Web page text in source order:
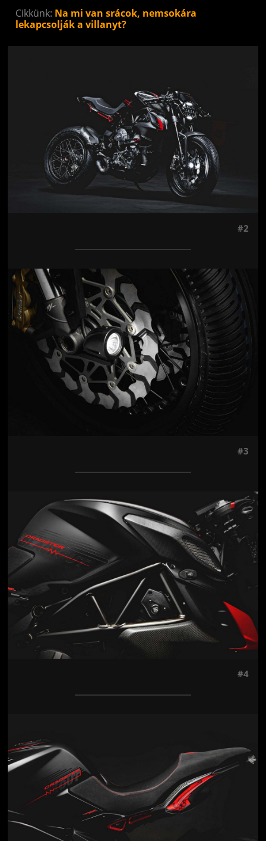
Cikkünk: Na mi van srácok, nemsokára
lekapcsolják a villanyt?
#2
Jön még kép!
#3
Jön még kép!
#4